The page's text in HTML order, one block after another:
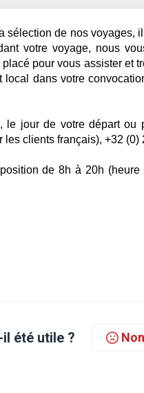
sélection de nos voyages,
votre voyage, nous
pour vous assister et
local dans votre
le jour de votre départ
les clients français), +32 (0)
de 8h à 20h (heure
été utile ? Non